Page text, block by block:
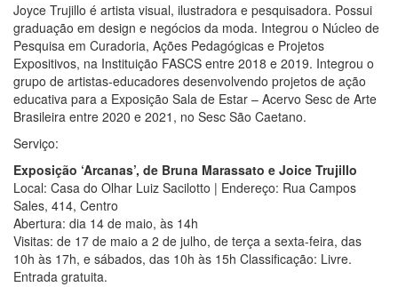
Joyce Trujillo é artista visual, ilustradora e pesquisadora. Possui
graduação em design e negócios da moda. Integrou o Núcleo de
Pesquisa em Curadoria, Ações Pedagógicas e Projetos
Expositivos, na Instituição FASCS entre 2018 e 2019. Integrou o
grupo de artistas-educadores desenvolvendo projetos de ação
educativa para a Exposição Sala de Estar – Acervo Sesc de Arte
Brasileira entre 2020 e 2021, no Sesc São Caetano.
Serviço:
Exposição ‘Arcanas’, de Bruna Marassato e Joice Trujillo
Local: Casa do Olhar Luiz Sacilotto | Endereço: Rua Campos
Sales, 414, Centro
Abertura: dia 14 de maio, às 14h
Visitas: de 17 de maio a 2 de julho, de terça a sexta-feira, das
10h às 17h, e sábados, das 10h às 15h Classificação: Livre.
Entrada gratuita.